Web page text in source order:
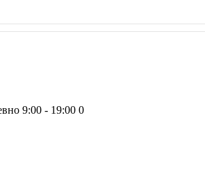
9:00 - 19:00 0